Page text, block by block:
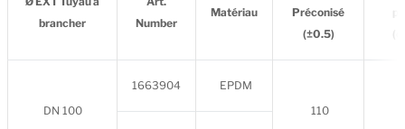
brancher
Number
Matériau
Préconisé
(±0.5)
DN 100
1663904
EPDM
110